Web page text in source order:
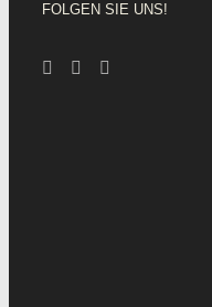
FOLGEN SIE UNS!